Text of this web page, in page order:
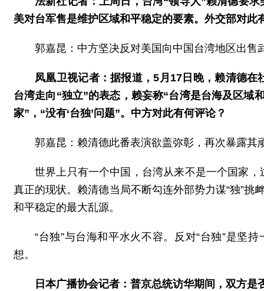
美对台军售是维护区域和平稳定的要素。外交部对此
郭嘉昆：中方坚决反对美国向中国台湾地区出售
凤凰卫视记者：据报道，5月17日晚，赖清德
台湾走向“独立”的表态，赖妄称“台湾是台海及区域
家”，“没有‘台独’问题”。中方对此有何评论？
郭嘉昆：赖清德此番表演欲盖弥彰，再次暴露其
世界上只有一个中国，台湾从来不是一个国家
真正的现状。赖清德当局不断勾连外部势力谋“独”挑
和平稳定的最大乱源。
“台独”与台海和平水火不容。反对“台独”是坚
想。
日本广播协会记者：普京总统访华期间，双方